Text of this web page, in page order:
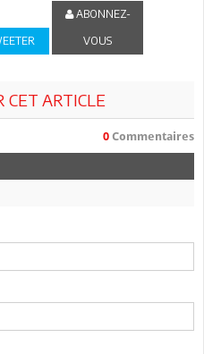
ABONNEZ-
VOUS
CET ARTICLE
0 Commentaires